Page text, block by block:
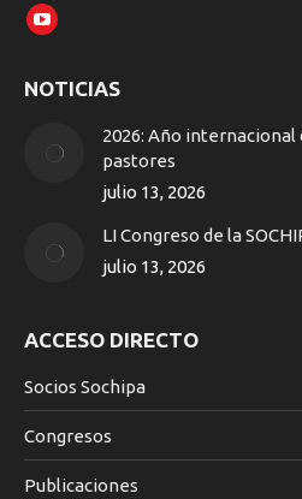
Encuéntranos en:
YouTube
opens
new
window
NOTICIAS
2026: Año internacional
pastores
julio 13, 2026
LI Congreso de la
julio 13, 2026
ACCESO DIRECTO
Socios Sochipa
Congresos
Publicaciones